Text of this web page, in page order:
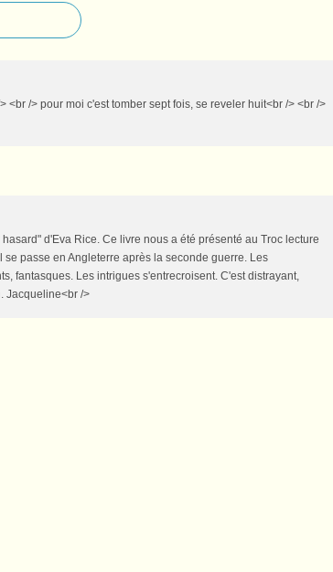
<br /> pour moi c'est tomber sept fois, se reveler huit<br /> <br />
d'Eva Rice. Ce livre nous a été présenté au Troc lecture
passe en Angleterre après la seconde guerre. Les
fantasques. Les intrigues s'entrecroisent. C'est distrayant,
Jacqueline<br />